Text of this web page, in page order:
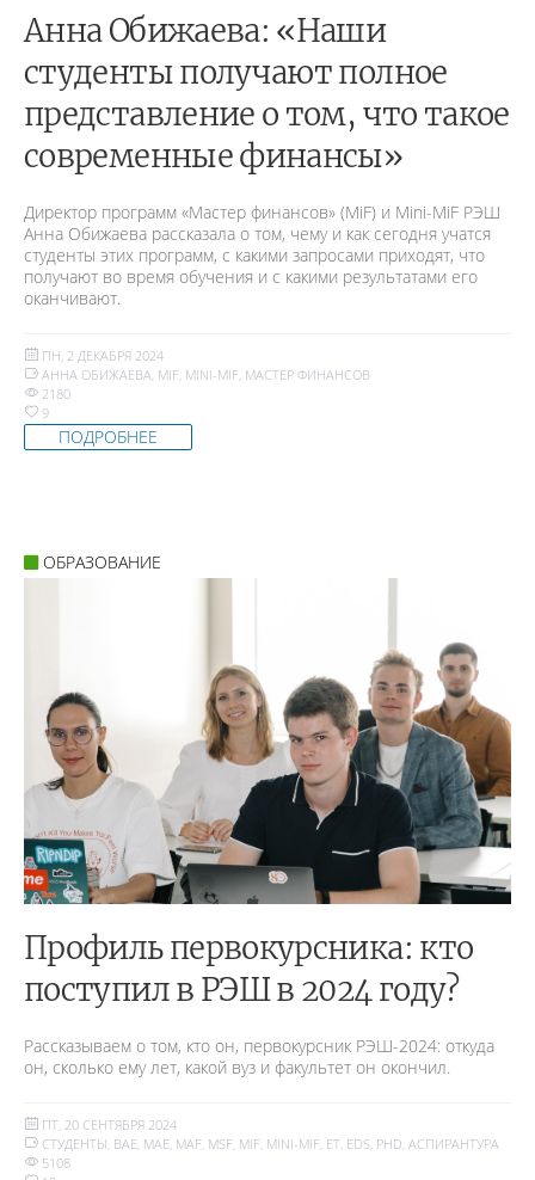
Анна Обижаева: «Наши
студенты получают полное
представление о том, что такое
современные финансы»
Директор программ «Мастер финансов» (MiF) и Mini-MiF РЭШ
Анна Обижаева рассказала о том, чему и как сегодня учатся
студенты этих программ, с какими запросами приходят, что
получают во время обучения и с какими результатами его
оканчивают.
ПН, 2 ДЕКАБРЯ 2024
АННА ОБИЖАЕВА MIF MINI-MIF МАСТЕР ФИНАНСОВ
2180
9
ПОДРОБНЕЕ
ОБРАЗОВАНИЕ
Профиль первокурсника: кто
поступил в РЭШ в 2024 году?
Рассказываем о том, кто он, первокурсник РЭШ-2024: откуда
он, сколько ему лет, какой вуз и факультет он окончил.
ПТ, 20 СЕНТЯБРЯ 2024
СТУДЕНТЫ BAE MAE MAF MSF MIF MINI-MIF ET EDS PHD АСПИРАНТУРА
5108